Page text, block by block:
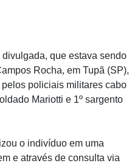
que estava sendo
Rocha, em Tupã (SP),
policiais militares cabo
Mariotti e 1º sargento
o indivíduo em uma
e através de consulta via